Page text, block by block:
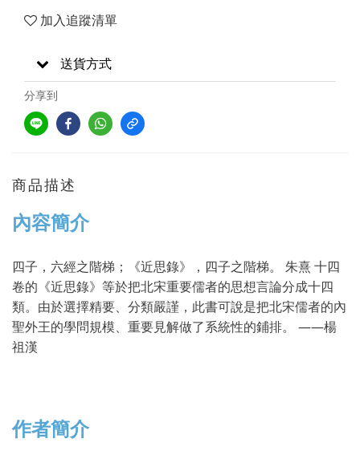
加入追蹤清單
送貨方式
分享到
商品描述
內容簡介
四子，六經之階梯；《近思錄》，四子之階梯。 朱熹 十四
卷的《近思錄》等於把北宋重要儒者的思想言論分成十四
類。由於選擇精要、分類嚴謹，此書可說是把北宋儒者的內
聖外王的學問規模、重要見解做了系統性的鋪排。 ——楊
祖漢
作者簡介